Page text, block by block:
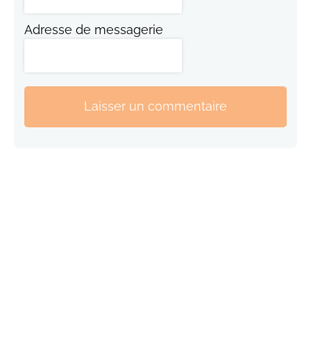
Adresse de messagerie
Laisser un commentaire